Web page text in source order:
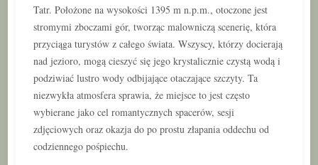
Tatr. Położone na wysokości 1395 m n.p.m., otoczone jest
stromymi zboczami gór, tworząc malowniczą scenerię, która
przyciąga turystów z całego świata. Wszyscy, którzy docierają
nad jezioro, mogą cieszyć się jego krystalicznie czystą wodą i
podziwiać lustro wody odbijające otaczające szczyty. Ta
niezwykła atmosfera sprawia, że miejsce to jest często
wybierane jako cel romantycznych spacerów, sesji
zdjęciowych oraz okazja do po prostu złapania oddechu od
codziennego pośpiechu.